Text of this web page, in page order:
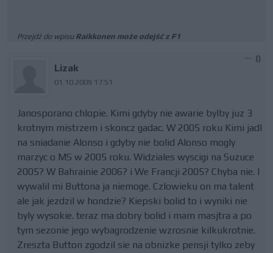
Przejdź do wpisu Raikkonen może odejść z F1
Lizak
01.10.2009 17:51
0
Janosporano chlopie. Kimi gdyby nie awarie bylby juz 3
krotnym mistrzem i skoncz gadac. W 2005 roku Kimi jadl
na sniadanie Alonso i gdyby nie bolid Alonso mogly
marzyc o MS w 2005 roku. Widziales wyscigi na Suzuce
2005? W Bahrainie 2006? i We Francji 2005? Chyba nie. I
wywalil mi Buttona ja niemoge. Czlowieku on ma talent
ale jak jezdzil w hondzie? Kiepski bolid to i wyniki nie
byly wysokie. teraz ma dobry bolid i mam masjtra a po
tym sezonie jego wybagrodzenie wzrosnie kilkukrotnie.
Zreszta Button zgodzil sie na obnizke pensji tylko zeby